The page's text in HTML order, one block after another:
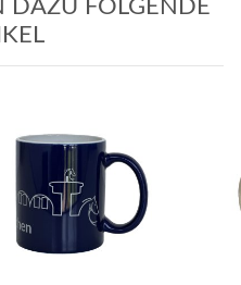
DAZU FOLGENDE